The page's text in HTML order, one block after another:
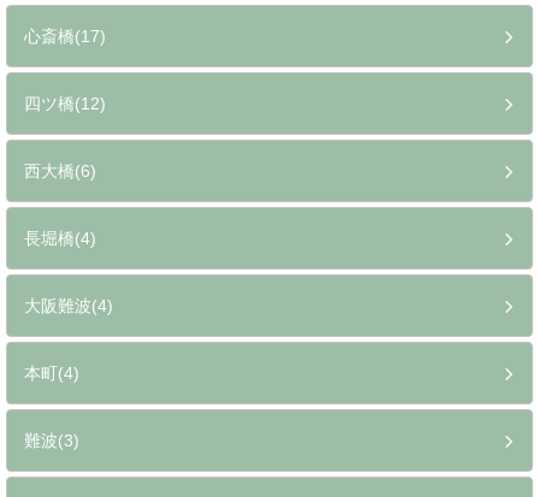
心斎橋(17)
四ツ橋(12)
西大橋(6)
長堀橋(4)
大阪難波(4)
本町(4)
難波(3)